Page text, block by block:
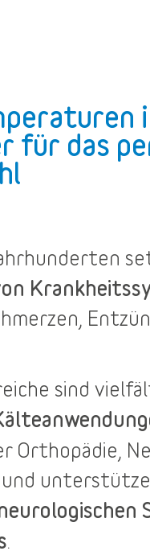
für das
sind
Orthopädie,
.